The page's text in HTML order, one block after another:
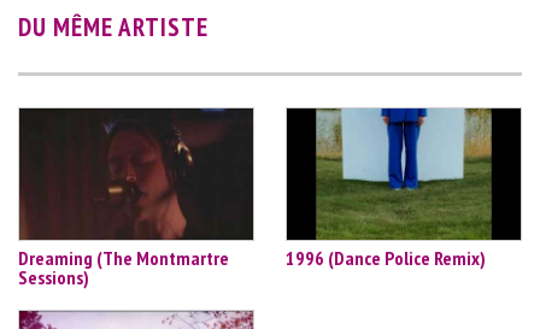
DU MÊME ARTISTE
Dreaming (The Montmartre
Sessions)
1996 (Dance Police Remix)